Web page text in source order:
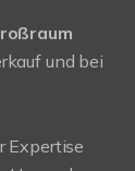
und bei
Expertise